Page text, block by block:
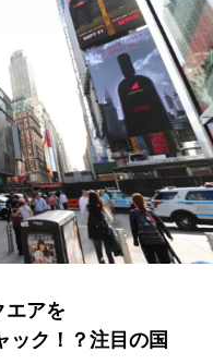
エアを
ック！？注目の国